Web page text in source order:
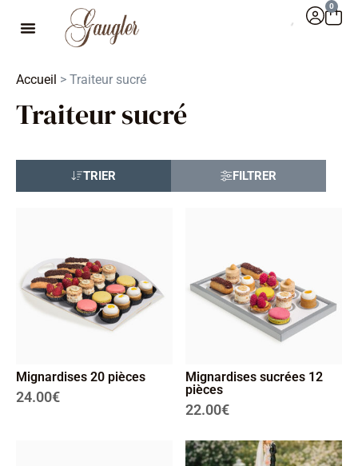
0
Accueil > Traiteur sucré
Traiteur sucré
TRIER FILTRER
Mignardises 20 pièces
24.00€
Mignardises sucrées 12
pièces
22.00€